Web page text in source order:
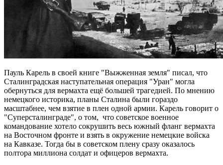
Пауль Карель в своей книге "Выжженная земля" писал, что
Сталинградская наступательная операция "Уран" могла
обернуться для вермахта ещё большей трагедией. По мнению
немецкого историка, планы Сталина были гораздо
масштабнее, чем взятие в плен одной армии. Карель говорит о
"Суперсталинграде", о том, что советское военное
командование хотело сокрушить весь южный фланг вермахта
на Восточном фронте и взять в окружение немецкие войска
на Кавказе. Тогда бы в советском плену сразу оказалось
полтора миллиона солдат и офицеров вермахта.